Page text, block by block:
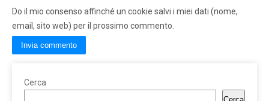
Do il mio consenso affinché un cookie salvi i miei dati (nome,
email, sito web) per il prossimo commento.
Cerca